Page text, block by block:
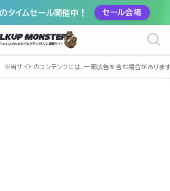
イムセール開催中！ セール会場
神奈川県 川崎市 川崎市川崎区